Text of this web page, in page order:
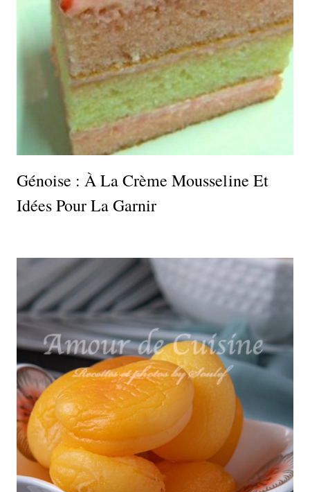
Génoise : À La Crème Mousseline Et
Idées Pour La Garnir